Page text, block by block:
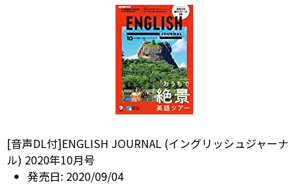
[音声DL付]ENGLISH JOURNAL (イングリッシュジャーナ
ル) 2020年10月号
発売日: 2020/09/04